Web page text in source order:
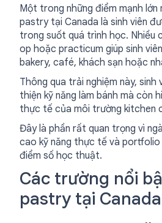
Một trong những điểm mạnh lớn
pastry tại Canada là sinh viên
trong suốt quá trình học. Nhiều
op hoặc practicum giúp sinh
bakery, café, khách sạn hoặc
Thông qua trải nghiệm này, sinh
thiện kỹ năng làm bánh mà còn
thực tế của môi trường kitchen
Đây là phần rất quan trọng vì
cao kỹ năng thực tế và portfolio
điểm số học thuật.
Các trường nổi
pastry tại Canada